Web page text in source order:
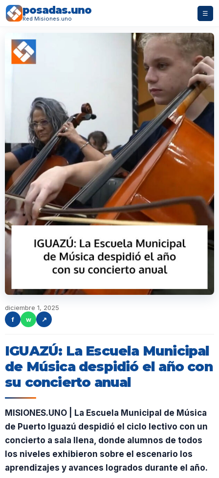
posadas.uno
Red Misiones.uno
☰
diciembre 1, 2025
f
w ↗
IGUAZÚ: La Escuela Municipal
de Música despidió el año con
su concierto anual
MISIONES.UNO | La Escuela Municipal de Música
de Puerto Iguazú despidió el ciclo lectivo con un
concierto a sala llena, donde alumnos de todos
los niveles exhibieron sobre el escenario los
aprendizajes y avances logrados durante el año.